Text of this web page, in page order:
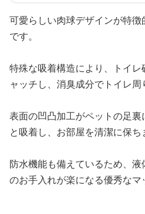
可愛らしい肉球デザインが特徴
です。
特殊な吸着構造により、トイ
ャッチし、消臭成分でトイレ周
表面の凹凸加工がペットの足裏
と吸着し、お部屋を清潔に保ち
防水機能も備えているため、
のお手入れが楽になる優秀なマ